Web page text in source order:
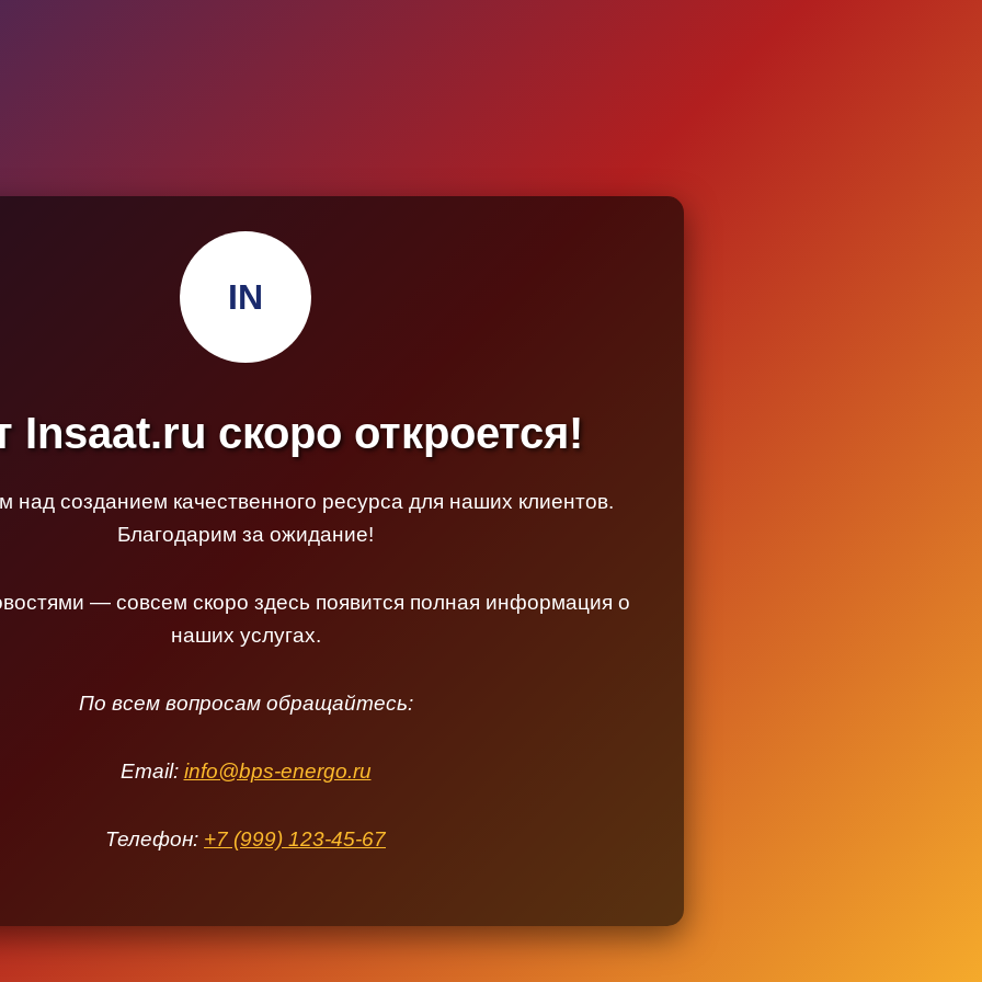
IN
Insaat.ru скоро откроется!
над созданием качественного ресурса для наших клиентов.
Благодарим за ожидание!
— совсем скоро здесь появится полная информация о
наших услугах.
По всем вопросам обращайтесь:
Email: info@bps-energo.ru
Телефон: +7 (999) 123-45-67